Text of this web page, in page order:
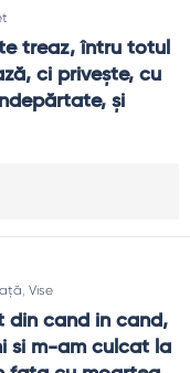
observația.
ceva important.
Dozează,
treaz, întru totul
ci priveşte, cu
şi
, Vise
din cand in cand,
si m-am culcat la